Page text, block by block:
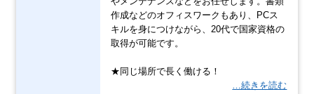
作成などのオフィスワークもあり、PCス
キルを身につけながら、20代で国家資格の
取得が可能です。
★同じ場所で長く働ける！
…続きを読む